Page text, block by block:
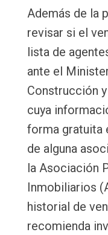
Además de la
revisar si el
lista de
ante el
Construcción
cuya
forma gratuita
de alguna
la Asociación
Inmobiliarios
historial de
recomienda